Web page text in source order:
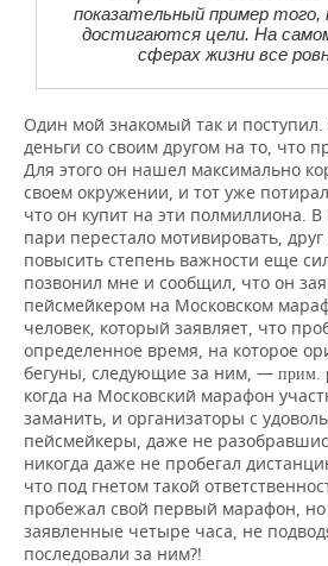
показательный пример
достигаются цели. На
сферах жизни все
Один мой знакомый так и
деньги со своим другом на то, что
Для этого он нашел максимально
своем окружении, и тот уже
что он купит на эти полмиллиона. В
пари перестало мотивировать,
повысить степень важности еще
позвонил мне и сообщил, что он
пейсмейкером на Московском
человек, который заявляет, что
определенное время, на которое
бегуны, следующие за ним, — прим.
когда на Московский марафон
заманить, и организаторы с
пейсмейкеры, даже не
никогда даже не пробегал
что под гнетом такой
пробежал свой первый марафон, но
заявленные четыре часа, не
последовали за ним?!